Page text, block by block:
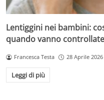
Lentiggini nei bambini:
quando vanno controllate
Francesca Testa 28 Aprile 2026
Leggi di più